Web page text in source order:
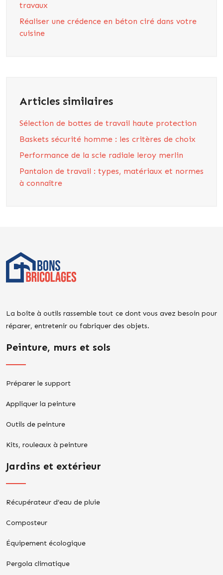
travaux
Réaliser une crédence en béton ciré dans votre
cuisine
Articles similaires
Sélection de bottes de travail haute protection
Baskets sécurité homme : les critères de choix
Performance de la scie radiale leroy merlin
Pantalon de travail : types, matériaux et normes
à connaître
La boîte à outils rassemble tout ce dont vous avez besoin pour
réparer, entretenir ou fabriquer des objets.
Peinture, murs et sols
Préparer le support
Appliquer la peinture
Outils de peinture
Kits, rouleaux à peinture
Jardins et extérieur
Récupérateur d’eau de pluie
Composteur
Équipement écologique
Pergola climatique